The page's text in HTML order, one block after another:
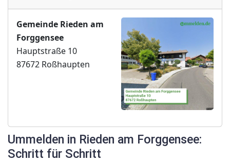
Gemeinde Rieden am
Forggensee
Hauptstraße 10
87672 Roßhaupten
Ummelden in Rieden am Forggensee:
Schritt für Schritt